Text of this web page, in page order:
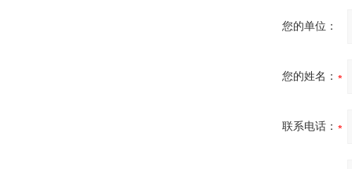
您的单位：
您的姓名：
联系电话：